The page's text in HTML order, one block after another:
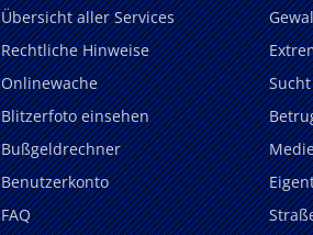
Übersicht aller Services
Rechtliche Hinweise
Onlinewache
Blitzerfoto einsehen
Bußgeldrechner
Benutzerkonto
FAQ